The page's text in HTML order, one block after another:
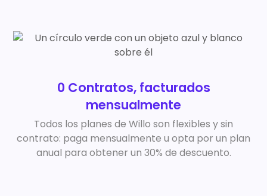
0 Contratos, facturados
mensualmente
Todos los planes de Willo son flexibles y sin
contrato: paga mensualmente u opta por un plan
anual para obtener un 30% de descuento.